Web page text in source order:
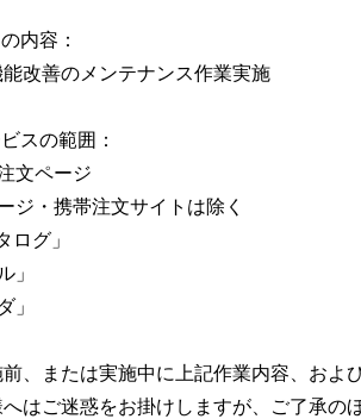
内容：
改善のメンテナンス作業実施
スの範囲：
文ページ
ジ・携帯注文サイトは除く
ログ」
」
」
、または実施中に上記作業内容、お
はご迷惑をお掛けしますが、ご了承の